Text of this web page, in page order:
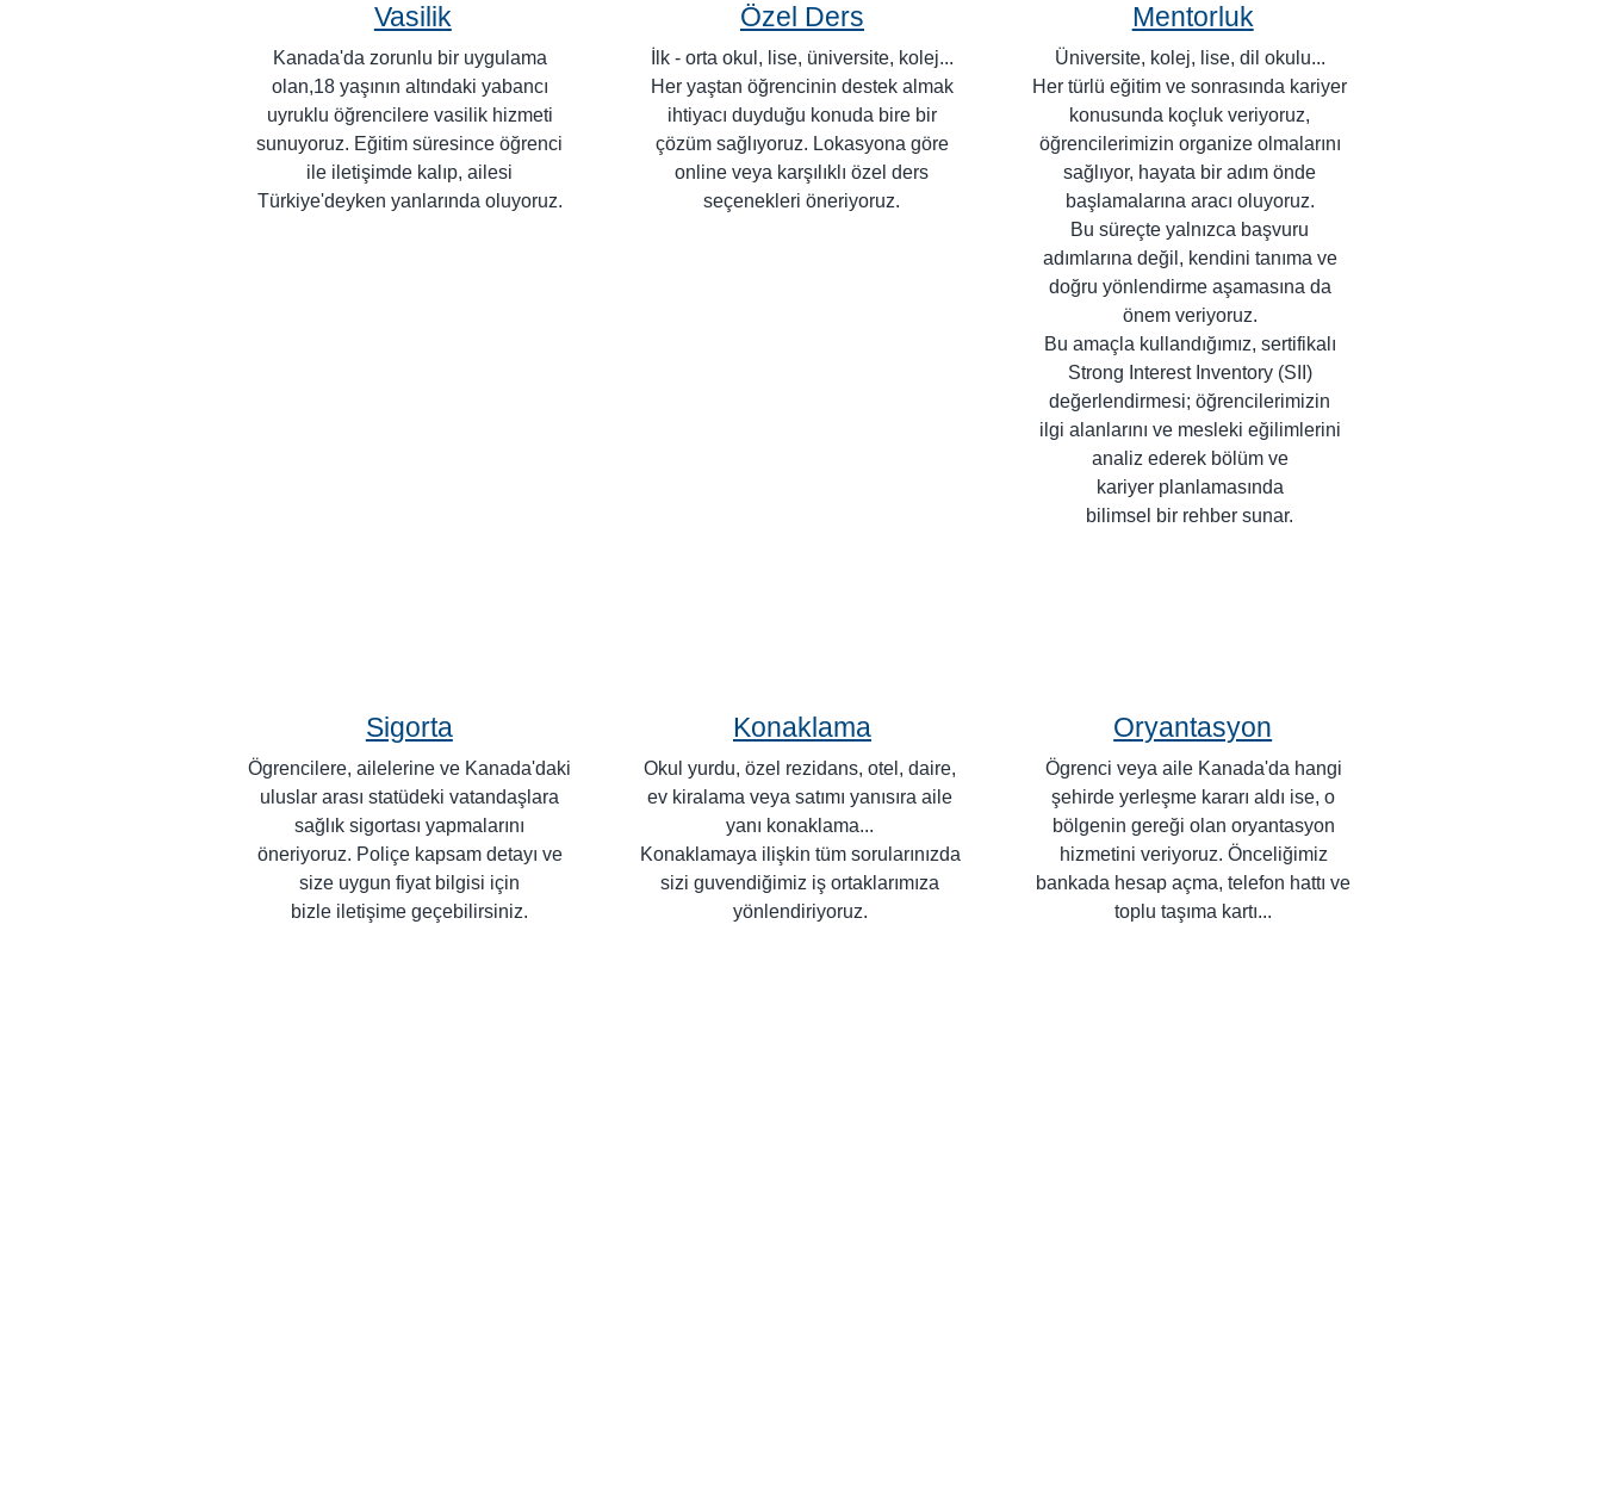
Vasilik
Kanada'da zorunlu bir uygulama
olan,18 yaşının altındaki yabancı
uyruklu öğrencilere vasilik hizmeti
sunuyoruz. Eğitim süresince öğrenci
ile iletişimde kalıp, ailesi
Türkiye'deyken yanlarında oluyoruz.
Özel Ders
İlk - orta okul, lise, üniversite, kolej...
Her yaştan öğrencinin destek almak
ihtiyacı duyduğu konuda bire bir
çözüm sağlıyoruz. Lokasyona göre
online veya karşılıklı özel ders
seçenekleri öneriyoruz.
Mentorluk
Üniversite, kolej, lise, dil okulu...
Her türlü eğitim ve sonrasında kariyer
konusunda koçluk veriyoruz,
öğrencilerimizin organize olmalarını
sağlıyor, hayata bir adım önde
başlamalarına aracı oluyoruz.
Bu süreçte yalnızca başvuru
adımlarına değil, kendini tanıma ve
doğru yönlendirme aşamasına da
önem veriyoruz.
Bu amaçla kullandığımız, sertifikalı
Strong Interest Inventory (SII)
değerlendirmesi; öğrencilerimizin
ilgi alanlarını ve mesleki eğilimlerini
analiz ederek bölüm ve
kariyer planlamasında
bilimsel bir rehber sunar.
Sigorta
Ögrencilere, ailelerine ve Kanada'daki
uluslar arası statüdeki vatandaşlara
sağlık sigortası yapmalarını
öneriyoruz. Poliçe kapsam detayı ve
size uygun fiyat bilgisi için
bizle iletişime geçebilirsiniz.
Konaklama
Okul yurdu, özel rezidans, otel, daire,
ev kiralama veya satımı yanısıra aile
yanı konaklama...
Konaklamaya ilişkin tüm sorularınızda
sizi guvendiğimiz iş ortaklarımıza
yönlendiriyoruz.
Oryantasyon
Ögrenci veya aile Kanada'da hangi
şehirde yerleşme kararı aldı ise, o
bölgenin gereği olan oryantasyon
hizmetini veriyoruz. Önceliğimiz
bankada hesap açma, telefon hattı ve
toplu taşıma kartı...